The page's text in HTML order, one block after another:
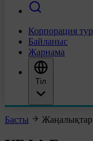
Корпорация
Байланыс
Жарнама
Тіл
Басты Жаңалықтар